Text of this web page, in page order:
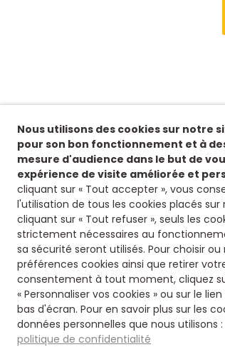
Nous utilisons des cookies sur notre
pour son bon fonctionnement et à
mesure d'audience dans le but de
expérience de visite améliorée et
cliquant sur « Tout accepter », vous
l'utilisation de tous les cookies placés sur
cliquant sur « Tout refuser », seuls les
strictement nécessaires au
sa sécurité seront utilisés. Pour choisir
préférences cookies ainsi que retirer
consentement à tout moment, cliquez
« Personnaliser vos cookies » ou sur le lien
bas d'écran. Pour en savoir plus sur les
données personnelles que nous utilisons :
politique de confidentialité